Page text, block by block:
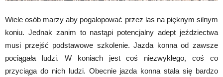
Wiele osób marzy aby pogalopować przez las na pięknym silnym
koniu. Jednak zanim to nastąpi potencjalny adept jeździectwa
musi przejść podstawowe szkolenie. Jazda konna od zawsze
pociągała ludzi. W koniach jest coś niezwykłego, coś co
przyciąga do nich ludzi. Obecnie jazda konna stała się bardzo